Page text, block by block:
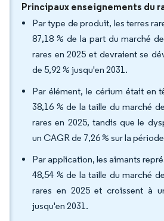
Principaux enseignements du
Par type de produit, les terres
87,18 % de la part du marché
rares en 2025 et devraient se
de 5,92 % jusqu'en 2031.
Par élément, le cérium était en
38,16 % de la taille du marché
rares en 2025, tandis que le
un CAGR de 7,26 % sur la
Par application, les aimants
48,54 % de la taille du marché
rares en 2025 et croissent à
jusqu'en 2031.